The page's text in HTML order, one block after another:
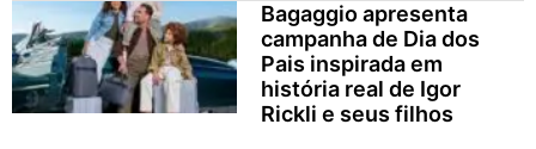
Bagaggio apresenta
campanha de Dia dos
Pais inspirada em
história real de Igor
Rickli e seus filhos